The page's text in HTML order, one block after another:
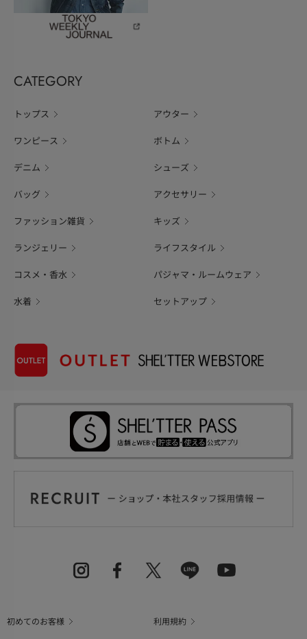
CATEGORY
トップス アウター
ワンピース ボトム
デニム シューズ
バッグ アクセサリー
ファッション雑貨 キッズ
ランジェリー ライフスタイル
コスメ・香水 パジャマ・ルームウェア
水着 セットアップ
初めてのお客様 利用規約